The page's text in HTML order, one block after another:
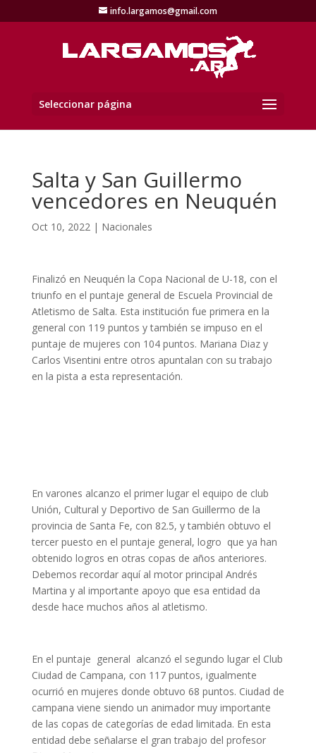
info.largamos@gmail.com
Seleccionar página
Salta y San Guillermo
vencedores en Neuquén
Oct 10, 2022| Nacionales
Finalizó en Neuquén la Copa Nacional de U-18, con el
triunfo en el puntaje general de Escuela Provincial de
Atletismo de Salta. Esta institución fue primera en la
general con 119 puntos y también se impuso en el
puntaje de mujeres con 104 puntos. Mariana Diaz y
Carlos Visentini entre otros apuntalan con su trabajo
en la pista a esta representación.
En varones alcanzo el primer lugar el equipo de club
Unión, Cultural y Deportivo de San Guillermo de la
provincia de Santa Fe, con 82.5, y también obtuvo el
tercer puesto en el puntaje general, logro que ya han
obtenido logros en otras copas de años anteriores.
Debemos recordar aquí al motor principal Andrés
Martina y al importante apoyo que esa entidad da
desde hace muchos años al atletismo.
En el puntaje general alcanzó el segundo lugar el Club
Ciudad de Campana, con 117 puntos, igualmente
ocurrió en mujeres donde obtuvo 68 puntos. Ciudad de
campana viene siendo un animador muy importante
de las copas de categorías de edad limitada. En esta
entidad debe señalarse el gran trabajo del profesor